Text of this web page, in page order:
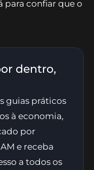
para confiar que o
dentro,
guias práticos
à economia,
por
e receba
a todos os